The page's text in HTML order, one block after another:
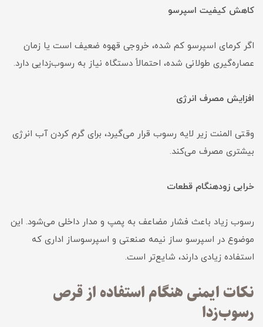
کاهش کیفیت اسپرسو
اگر کرمای اسپرسو کم شده، خروجی قهوه ضعیف است یا زمان
عصاره‌گیری طولانی شده، احتمالاً دستگاه نیاز به رسوب‌زدایی دارد.
افزایش مصرف انرژی
وقتی المنت زیر لایه رسوب قرار می‌گیرد، برای گرم کردن آب انرژی
بیشتری مصرف می‌کند.
خرابی زودهنگام قطعات
رسوب زیاد باعث فشار مضاعف به پمپ و مدار داخلی می‌شود. این
موضوع در اسپرسو ساز نیمه صنعتی و اسپرسوساز اداری که
استفاده زیادی دارند، شایع‌تر است.
نکات ایمنی هنگام استفاده از قرص
رسوب‌زدا